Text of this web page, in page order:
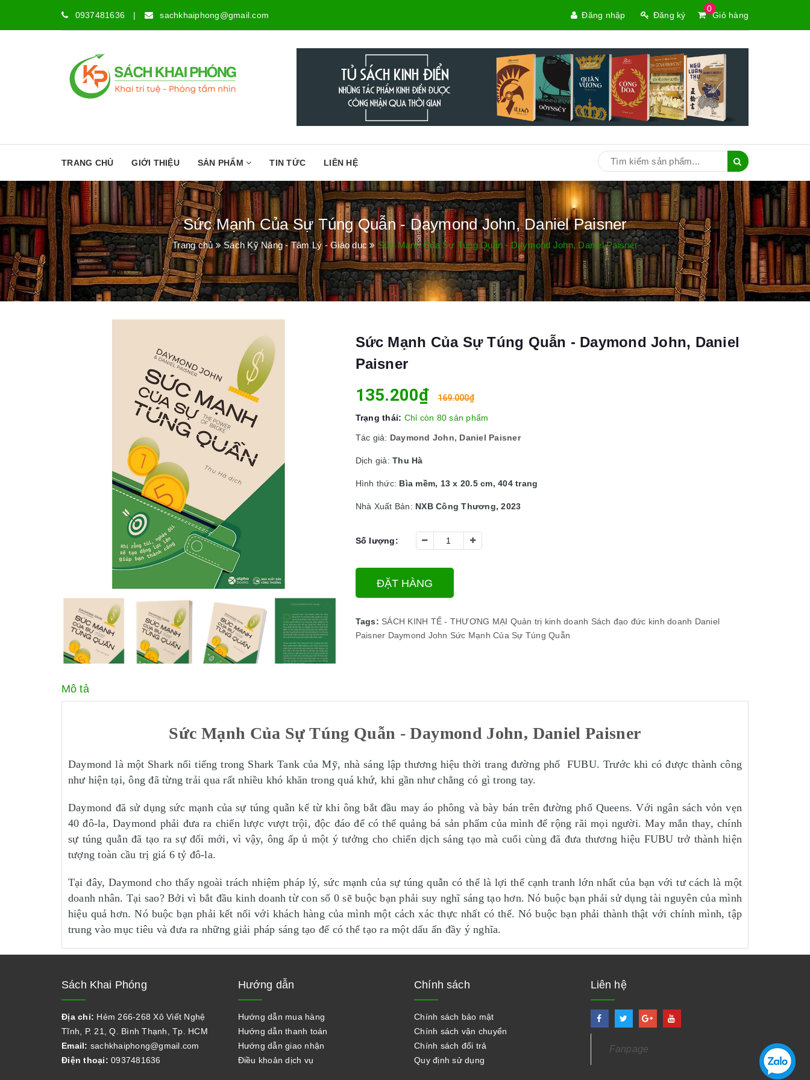
0937481636 | sachkhaiphong@gmail.com
0
Giỏ hàng
Đăng nhập Đăng ký
TRANG CHỦ GIỚI THIỆU SẢN PHẨM TIN TỨC LIÊN HỆ
Sức Mạnh Của Sự Túng Quẫn - Daymond John, Daniel Paisner
Trang chủ Sách Kỹ Năng - Tâm Lý - Giáo dục Sức Mạnh Của Sự Túng Quẫn - Daymond John, Daniel Paisner
Sức Mạnh Của Sự Túng Quẫn - Daymond John, Daniel
Paisner
135.200₫ 169.000₫
Trạng thái: Chỉ còn 80 sản phẩm
Tác giả: Daymond John, Daniel Paisner
Dịch giả: Thu Hà
Hình thức: Bìa mềm, 13 x 20.5 cm, 404 trang
Nhà Xuất Bản: NXB Công Thương, 2023
Số lượng:
ĐẶT HÀNG
Tags: SÁCH KINH TẾ - THƯƠNG MẠI Quản trị kinh doanh Sách đạo đức kinh doanh Daniel
Paisner Daymond John Sức Mạnh Của Sự Túng Quẫn
Mô tả
Sức Mạnh Của Sự Túng Quẫn - Daymond John, Daniel Paisner
Daymond là một Shark nổi tiếng trong Shark Tank của Mỹ, nhà sáng lập thương hiệu thời trang đường phố FUBU. Trước khi có được thành công
như hiện tại, ông đã từng trải qua rất nhiều khó khăn trong quá khứ, khi gần như chẳng có gì trong tay.
Daymond đã sử dụng sức mạnh của sự túng quẫn kể từ khi ông bắt đầu may áo phông và bày bán trên đường phố Queens. Với ngân sách vỏn vẹn
40 đô-la, Daymond phải đưa ra chiến lược vượt trội, độc đáo để có thể quảng bá sản phẩm của mình để rộng rãi mọi người. May mắn thay, chính
sự túng quẫn đã tạo ra sự đổi mới, vì vậy, ông ấp ủ một ý tưởng cho chiến dịch sáng tạo mà cuối cùng đã đưa thương hiệu FUBU trở thành hiện
tượng toàn cầu trị giá 6 tỷ đô-la.
Tại đây, Daymond cho thấy ngoài trách nhiệm pháp lý, sức mạnh của sự túng quẫn có thể là lợi thế cạnh tranh lớn nhất của bạn với tư cách là một
doanh nhân. Tại sao? Bởi vì bắt đầu kinh doanh từ con số 0 sẽ buộc bạn phải suy nghĩ sáng tạo hơn. Nó buộc bạn phải sử dụng tài nguyên của mình
hiệu quả hơn. Nó buộc bạn phải kết nối với khách hàng của mình một cách xác thực nhất có thể. Nó buộc bạn phải thành thật với chính mình, tập
trung vào mục tiêu và đưa ra những giải pháp sáng tạo để có thể tạo ra một dấu ấn đầy ý nghĩa.
Sách Khai Phóng
Địa chỉ: Hẻm 266-268 Xô Viết Nghệ
Tĩnh, P. 21, Q. Bình Thạnh, Tp. HCM
Email: sachkhaiphong@gmail.com
Điện thoại: 0937481636
Hướng dẫn
Hướng dẫn mua hàng
Hướng dẫn thanh toán
Hướng dẫn giao nhận
Điều khoản dịch vụ
Chính sách
Chính sách bảo mật
Chính sách vận chuyển
Chính sách đổi trả
Quy định sử dụng
Liên hệ
Fanpage